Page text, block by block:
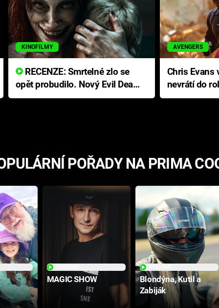
KINOFILMY
RECENZE: Smrtelné zlo se
opět probudilo. Nový Evil Dead
přichází s neodolatelnou
AVENGERS
Chris Evans
nevrátí do
Ameriky
POŘADY NA PRIMA
MAGIC SHOW
Blondýna, Kutil a
Zabiják